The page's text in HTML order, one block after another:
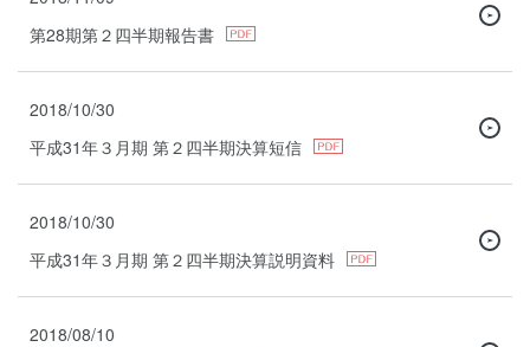
第28期第２四半期報告書
2018/10/30
平成31年３月期 第２四半期決算短信
2018/10/30
平成31年３月期 第２四半期決算説明資料
2018/08/10